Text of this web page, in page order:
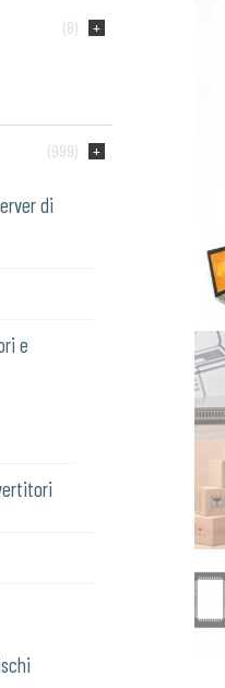
(8)
(999)
di
e